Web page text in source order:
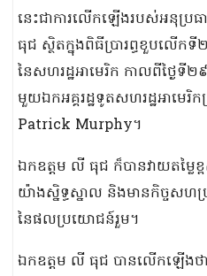
នេះជាការលើកឡើងរបស់អនុប្រ
ធុជ ស្ថិតក្នុងពិធីប្រារព្ធខួបលើក
នៃសហរដ្ឋអាមេរិក កាលពីថ្ងៃទី
មួយឯកអគ្គរដ្ឋទូតសហរដ្ឋអាមេរិ
Patrick Murphy។
ឯកឧត្តម លី ធុជ ក៏បានវាយតម្លៃ
យ៉ាងស្និទ្ធស្នាល និងមានកិច្ចសហប្
នៃផលប្រយោជន៍រួម។
ឯកឧត្តម លី ធុជ បានលើកឡើងថា